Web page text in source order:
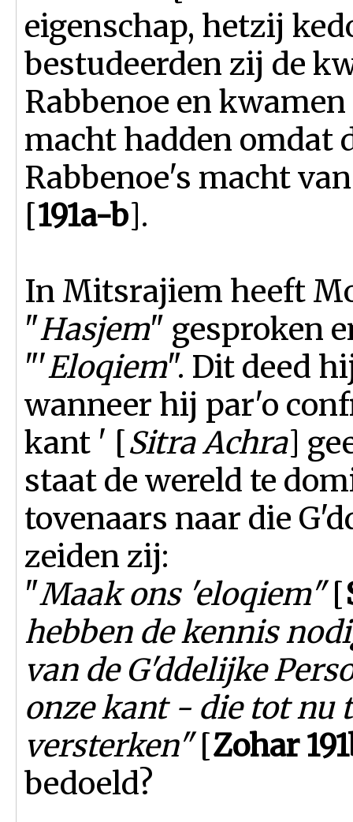
eigenschap, hetzij
bestudeerden zij de
Rabbenoe en
macht hadden omdat
Rabbenoe's macht
[191a-b].
In Mitsrajiem heeft
"Hasjem" gesproken
"'Eloqiem". Dit deed
wanneer hij par'o
kant ' [Sitra Achra]
staat de wereld te
tovenaars naar die
zeiden zij:
"Maak ons ​​'eloqiem"[
hebben de kennis
van de G'ddelijke
onze kant - die tot nu
versterken"[Zohar
bedoeld?